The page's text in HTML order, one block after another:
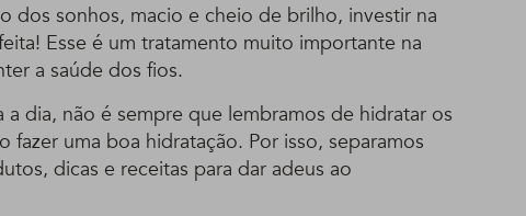
dos sonhos, macio e cheio de brilho, investir na
Esse é um tratamento muito importante na
a saúde dos fios.
dia, não é sempre que lembramos de hidratar os
uma boa hidratação. Por isso, separamos
dicas e receitas para dar adeus ao